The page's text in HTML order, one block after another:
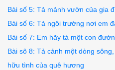
Bài số 5: Tả mảnh vườn của gia
Bài số 6: Tả ngôi trường nơi em
Bài số 7: Em hãy tà một con
Bài sô 8: Tả cảnh một dòng
hữu tình của quê hương